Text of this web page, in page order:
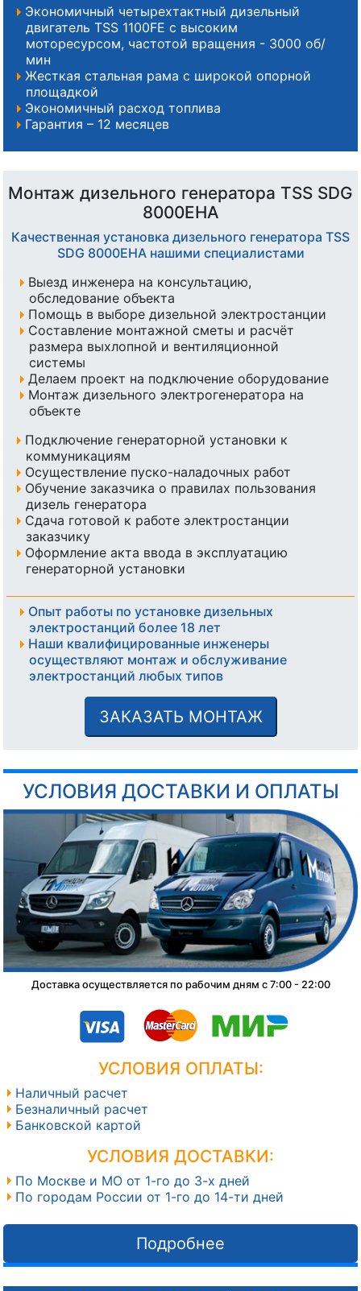
Экономичный четырехтактный дизельный
двигатель TSS 1100FE с высоким
моторесурсом, частотой вращения - 3000 об/
мин
Жесткая стальная рама с широкой опорной
площадкой
Экономичный расход топлива
Гарантия – 12 месяцев
Монтаж дизельного генератора TSS SDG
8000EHA
Качественная установка дизельного генератора TSS
SDG 8000EHA нашими специалистами
Выезд инженера на консультацию,
обследование объекта
Помощь в выборе дизельной электростанции
Составление монтажной сметы и расчёт
размера выхлопной и вентиляционной
системы
Делаем проект на подключение оборудование
Монтаж дизельного электрогенератора на
объекте
Подключение генераторной установки к
коммуникациям
Осуществление пуско-наладочных работ
Обучение заказчика о правилах пользования
дизель генератора
Сдача готовой к работе электростанции
заказчику
Оформление акта ввода в эксплуатацию
генераторной установки
Опыт работы по установке дизельных
электростанций более 18 лет
Наши квалифицированные инженеры
осуществляют монтаж и обслуживание
электростанций любых типов
ЗАКАЗАТЬ МОНТАЖ
УСЛОВИЯ ДОСТАВКИ И ОПЛАТЫ
Доставка осуществляется по рабочим дням с 7:00 - 22:00
УСЛОВИЯ ОПЛАТЫ:
Наличный расчет
Безналичный расчет
Банковской картой
УСЛОВИЯ ДОСТАВКИ:
По Москве и МО от 1-го до 3-х дней
По городам России от 1-го до 14-ти дней
Подробнее